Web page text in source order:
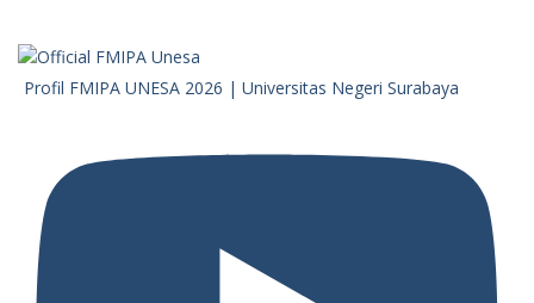
Profil FMIPA UNESA 2026 | Universitas Negeri Surabaya